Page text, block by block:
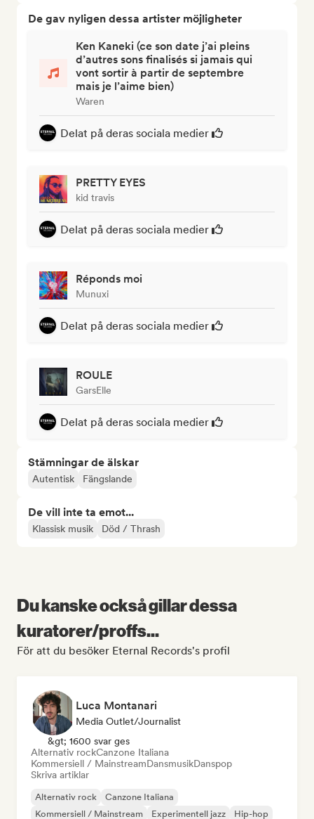
De gav nyligen dessa artister möjligheter
Ken Kaneki (ce son date j’ai pleins
d’autres sons finalisés si jamais qui
vont sortir à partir de septembre
mais je l’aime bien)
Waren
Delat på deras sociala medier
PRETTY EYES
kid travis
Delat på deras sociala medier
Réponds moi
Munuxi
Delat på deras sociala medier
ROULE
GarsElle
Delat på deras sociala medier
Stämningar de älskar
Autentisk Fängslande
De vill inte ta emot...
Klassisk musik Död / Thrash
Du kanske också gillar dessa
kuratorer/proffs...
För att du besöker Eternal Records's profil
Luca Montanari
Media Outlet/Journalist
&gt; 1600 svar ges
Alternativ rockCanzone Italiana
Kommersiell / MainstreamDansmusikDanspop
Skriva artiklar
Alternativ rock
Canzone Italiana
Kommersiell / Mainstream
Experimentell jazz Hip-hop